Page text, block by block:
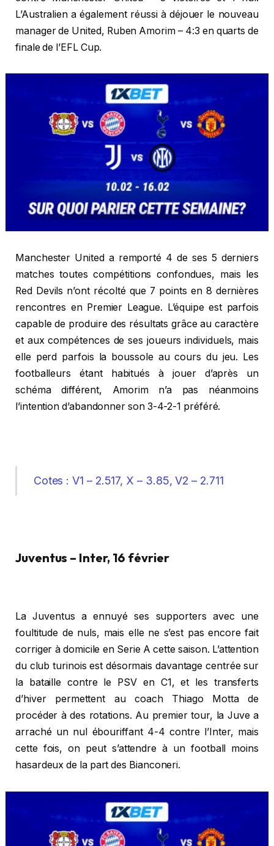
L’Australien a également réussi à déjouer le nouveau
manager de United, Ruben Amorim – 4:3 en quarts de
finale de l’EFL Cup.
Manchester United a remporté 4 de ses 5 derniers
matches toutes compétitions confondues, mais les
Red Devils n’ont récolté que 7 points en 8 dernières
rencontres en Premier League. L’équipe est parfois
capable de produire des résultats grâce au caractère
et aux compétences de ses joueurs individuels, mais
elle perd parfois la boussole au cours du jeu. Les
footballeurs étant habitués à jouer d’après un
schéma différent, Amorim n’a pas néanmoins
l’intention d’abandonner son 3-4-2-1 préféré.
Cotes : V1 – 2.517, X – 3.85, V2 – 2.711
Juventus – Inter, 16 février
La Juventus a ennuyé ses supporters avec une
foultitude de nuls, mais elle ne s’est pas encore fait
corriger à domicile en Serie A cette saison. L’attention
du club turinois est désormais davantage centrée sur
la bataille contre le PSV en C1, et les transferts
d’hiver permettent au coach Thiago Motta de
procéder à des rotations. Au premier tour, la Juve a
arraché un nul ébouriffant 4-4 contre l’Inter, mais
cette fois, on peut s’attendre à un football moins
hasardeux de la part des Bianconeri.